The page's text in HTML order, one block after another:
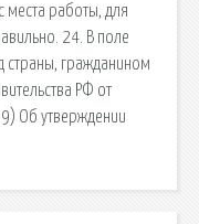
места работы, для
24. В поле
страны, гражданином
РФ от
Об утверждении